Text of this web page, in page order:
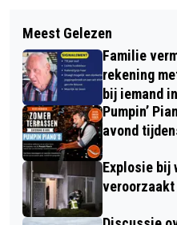
AUTO RAAKT VAN
BIJ DRUNEN EN
IN BERM, TWEE
VOOR MANNEN
Meest Gelezen
Familie
rekening
bij iemand
Pumpin’
avond
Explosie bij